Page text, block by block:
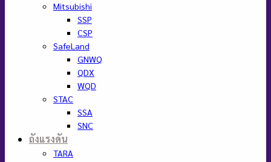
Mitsubishi
SSP
CSP
SafeLand
GNWQ
QDX
WQD
STAC
SSA
SNC
ถังแรงดัน
TARA